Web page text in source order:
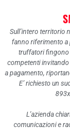
Dati
ENTI
Enti
Società
Enti di
ATTIVITÀ E
Sull’intero territorio
fanno riferimento a
truffatori fingono
competenti
a pagamento,
E’ richiesto un
L’azienda
comunicazioni e